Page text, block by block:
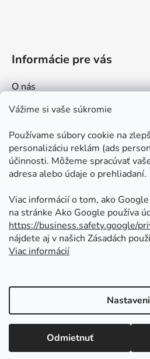
Vážime si vaše súkromie
Používame súbory cookie na
personalizáciu reklám (ads
účinnosti. Môžeme spracúvať
adresa alebo údaje o prehliadaní.
Viac informácií o tom, ako
na stránke Ako Google používa
https://business.safety.google/
nájdete aj v našich Zásadách
Viac informácií
Odmietnuť
Informácie pre vás
O nás
Kontakt
Ako nakupovať
Obchodné podmienky
Ochrana osobných údajov
Odstúpenie od zmluvy
Prijímame online platby
Vytvoril
Copyright 2026
zábradlia, brány a ploty
.
Upraviť